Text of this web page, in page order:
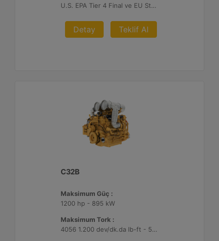
U.S. EPA Tier 4 Final ve EU Stage V
Detay Teklif Al
C32B
Maksimum Güç :
1200 hp - 895 kW
Maksimum Tork :
4056 1.200 dev/dk.da lb-ft - 5499 1.200 dev/dk.da Nm